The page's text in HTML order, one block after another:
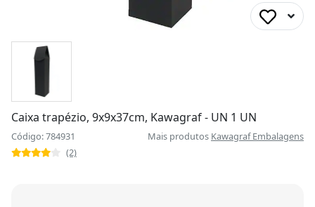
Caixa trapézio, 9x9x37cm, Kawagraf - UN 1 UN
Código: 784931 Mais produtos Kawagraf Embalagens
(2)